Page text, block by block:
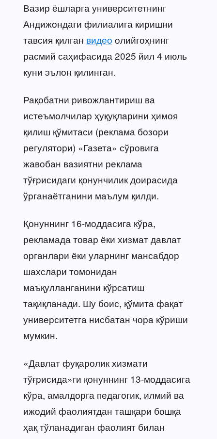
Вазир ёшларга университетнинг
Андижондаги филиалига киришни
тавсия қилган видео олийгоҳнинг
расмий саҳифасида 2025 йил 4 июль
куни эълон қилинган.
Рақобатни ривожлантириш ва
истеъмолчилар ҳуқуқларини ҳимоя
қилиш қўмитаси (реклама бозори
регулятори) «Газета» сўровига
жавобан вазиятни реклама
тўғрисидаги қонунчилик доирасида
ўрганаётганини маълум қилди.
Қонуннинг 16-моддасига кўра,
рекламада товар ёки хизмат давлат
органлари ёки уларнинг мансабдор
шахслари томонидан
маъқулланганини кўрсатиш
тақиқланади. Шу боис, қўмита фақат
университетга нисбатан чора кўриши
мумкин.
«Давлат фуқаролик хизмати
тўғрисида»ги қонуннинг 13-моддасига
кўра, амалдорга педагогик, илмий ва
ижодий фаолиятдан ташқари бошқа
ҳақ тўланадиган фаолият билан